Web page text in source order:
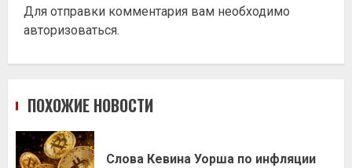
Для отправки комментария вам необходимо
авторизоваться.
ПОХОЖИЕ НОВОСТИ
Слова Кевина Уорша по инфляции